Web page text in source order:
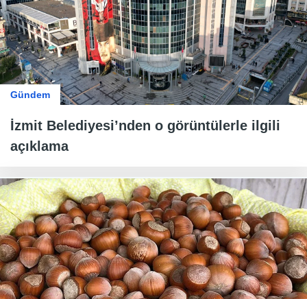
Gündem
İzmit Belediyesi’nden o görüntülerle ilgili
açıklama